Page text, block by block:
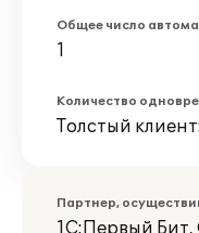
Общее число
1
Количество
Толстый
Партнер,
1С:Первый Бит,